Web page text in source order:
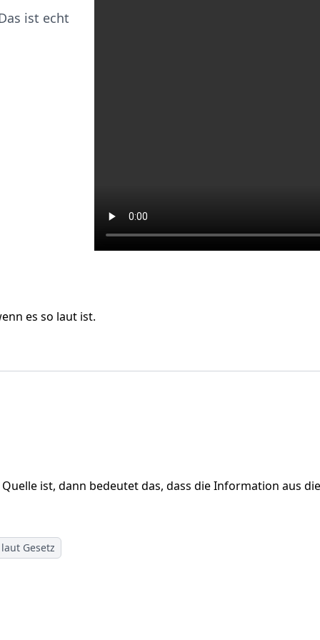
ist echt
es so laut ist.
ist, dann bedeutet das, dass die Information aus
laut Gesetz